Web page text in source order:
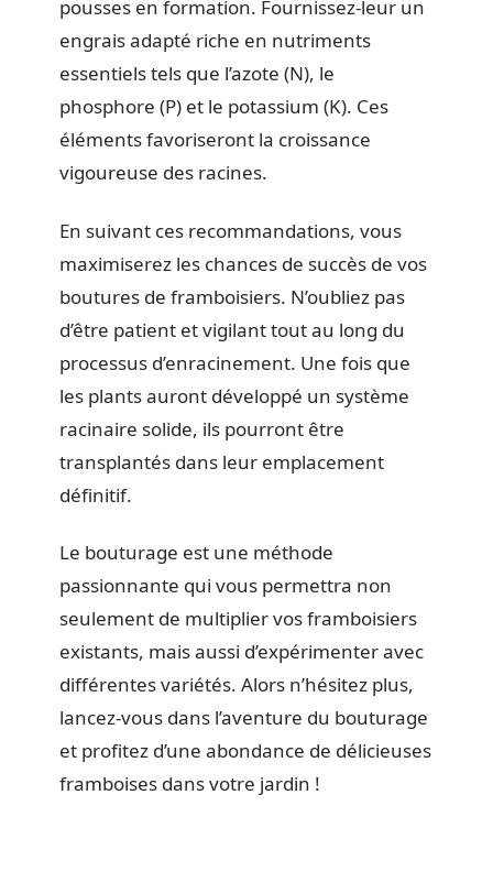
pousses en formation. Fournissez-leur un
engrais adapté riche en nutriments
essentiels tels que l’azote (N), le
phosphore (P) et le potassium (K). Ces
éléments favoriseront la croissance
vigoureuse des racines.
En suivant ces recommandations, vous
maximiserez les chances de succès de vos
boutures de framboisiers. N’oubliez pas
d’être patient et vigilant tout au long du
processus d’enracinement. Une fois que
les plants auront développé un système
racinaire solide, ils pourront être
transplantés dans leur emplacement
définitif.
Le bouturage est une méthode
passionnante qui vous permettra non
seulement de multiplier vos framboisiers
existants, mais aussi d’expérimenter avec
différentes variétés. Alors n’hésitez plus,
lancez-vous dans l’aventure du bouturage
et profitez d’une abondance de délicieuses
framboises dans votre jardin !